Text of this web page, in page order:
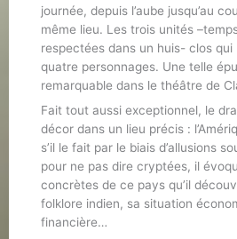
journée, depuis l’aube jusqu’au
même lieu. Les trois unités
respectées dans un huis- clos
quatre personnages. Une telle
remarquable dans le théâtre de
Fait tout aussi exceptionnel, le
décor dans un lieu précis :
s’il le fait par le biais d’allusions
pour ne pas dire cryptées, il
concrètes de ce pays qu’il
folklore indien, sa situation
financière…